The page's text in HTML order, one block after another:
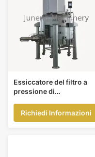
Essiccatore del filtro a
pressione di
lavando essiccazione
Richiedi Informazioni